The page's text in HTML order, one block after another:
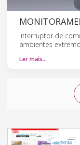
Interruptor de
ambientes
Ler mais…